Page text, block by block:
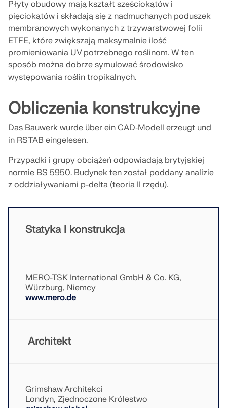
RWIND 3
Oprogramowanie CFD do cyfrowych tuneli
Więcej informacji
Dlubal API
automatyzacji
Odkryj API
Indeks
Pierwsze kroki
SKONTAKTUJ SIĘ Z DZIAŁEM POMOCY
TECHNICZNEJ
ekspertów przez cały okres studiów.
UZYSKAJ BEZPŁATNĄ LICENCJĘ
SKONTAKTUJ SIĘ Z WSPARCIEM TECHNICZNYM
oprogramowania inżynierskiego i wynieś swoją
karierę na nowe wyżyny.
SPRAWDŹ OFERTY PRACY
Płyty obudowy mają kształt sześciokątów i
pięciokątów i składają się z nadmuchanych poduszek
membranowych wykonanych z trzywarstwowej folii
ETFE, które zwiększają maksymalnie ilość
promieniowania UV potrzebnego roślinom. W ten
sposób można dobrze symulować środowisko
występowania roślin tropikalnych.
Obliczenia konstrukcyjne
Das Bauwerk wurde über ein CAD‑Modell erzeugt und
in RSTAB eingelesen.
Przypadki i grupy obciążeń odpowiadają brytyjskiej
normie BS 5950. Budynek ten został poddany analizie
z oddziaływaniami p-delta (teoria II rzędu).
Statyka i konstrukcja
MERO-TSK International GmbH & Co. KG,
Würzburg, Niemcy
www.mero.de
Architekt
Grimshaw Architekci
Londyn, Zjednoczone Królestwo